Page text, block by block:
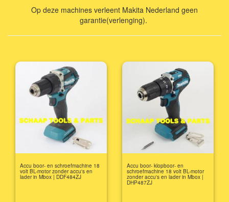
Op deze machines verleent Makita Nederland geen
garantie(verlenging).
Accu boor- en schroefmachine 18
volt BL-motor zonder accu's en
lader in Mbox | DDF484ZJ
Accu boor- klopboor- en
schroefmachine 18 volt BL-motor
zonder accu's en lader in Mbox |
DHP487ZJ